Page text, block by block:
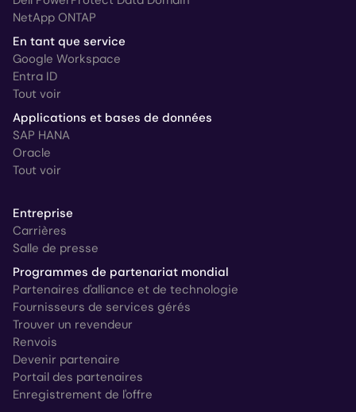
NetApp ONTAP
En tant que service
Google Workspace
Entra ID
Tout voir
Applications et bases de données
SAP HANA
Oracle
Tout voir
Entreprise
Carrières
Salle de presse
Programmes de partenariat mondial
Partenaires d'alliance et de technologie
Fournisseurs de services gérés
Trouver un revendeur
Renvois
Devenir partenaire
Portail des partenaires
Enregistrement de l'offre